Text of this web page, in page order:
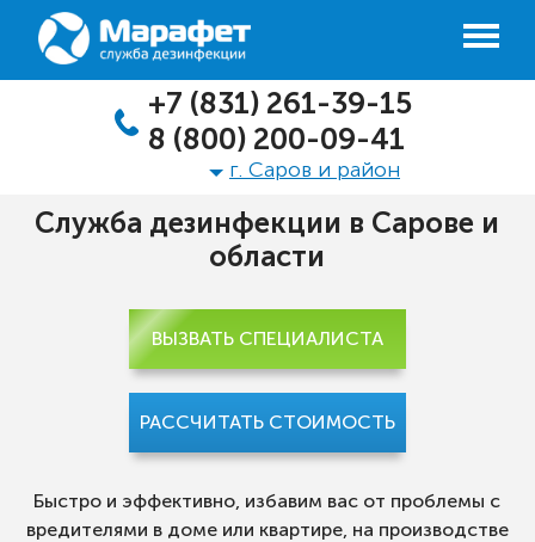
+7 (831) 261-39-15
8 (800) 200-09-41
г. Саров и район
Служба дезинфекции в Сарове и
области
Быстро и эффективно, избавим вас от проблемы с
вредителями в доме или квартире, на производстве
ВЫЗВАТЬ СПЕЦИАЛИСТА
РАССЧИТАТЬ СТОИМОСТЬ